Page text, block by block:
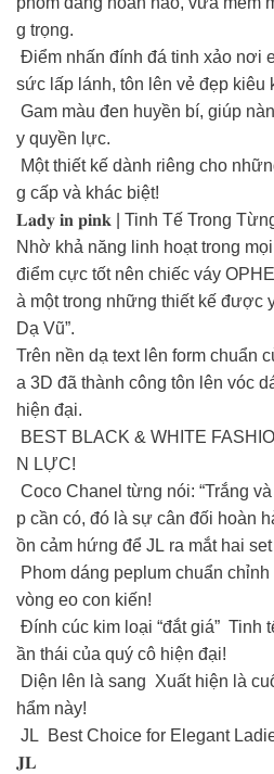
g trọng.
Điểm nhấn đính đá tinh xảo nơi
sức lấp lánh, tôn lên vẻ đẹp kiêu
Gam màu đen huyền bí, giúp
y quyền lực.
Một thiết kế dành riêng cho
g cấp và khác biệt!
𝐋𝐚𝐝𝐲 𝐢𝐧 𝐩𝐢𝐧𝐤 | Tinh Tế Trong
Nhờ khả năng linh hoạt trong
điểm cực tốt nên chiếc váy
à một trong những thiết kế được
Dạ Vũ”.
Trên nền dạ text lên form chuẩn
a 3D đã thành công tôn lên vóc
hiện đại.
BEST BLACK & WHITE
N LỰC!
Coco Chanel từng nói: “Trắng
p cần có, đó là sự cân đối hoàn
ồn cảm hứng để JL ra mắt hai
Phom dáng peplum chuẩn
vòng eo con kiến!
Đính cúc kim loại “đắt giá” Tinh
ần thái của quý cô hiện đại!
Diện lên là sang Xuất hiện là
hẩm này!
JL Best Choice for Elegant
𝐉𝐋